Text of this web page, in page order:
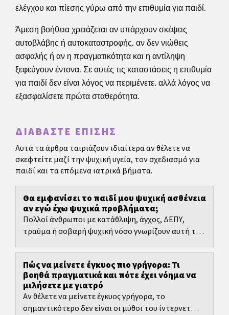
ελέγχου και πίεσης γύρω από την επιθυμία για παιδί.
Άμεση βοήθεια χρειάζεται αν υπάρχουν σκέψεις
αυτοβλάβης ή αυτοκαταστροφής, αν δεν νιώθεις
ασφαλής ή αν η πραγματικότητα και η αντίληψη
ξεφεύγουν έντονα. Σε αυτές τις καταστάσεις η επιθυμία
για παιδί δεν είναι λόγος να περιμένετε, αλλά λόγος να
εξασφαλίσετε πρώτα σταθερότητα.
ΔΙΑΒΆΣΤΕ ΕΠΊΣΗΣ
Αυτά τα άρθρα ταιριάζουν ιδιαίτερα αν θέλετε να
σκεφτείτε μαζί την ψυχική υγεία, τον σχεδιασμό για
παιδί και τα επόμενα ιατρικά βήματα.
Θα εμφανίσει το παιδί μου ψυχική ασθένεια
αν εγώ έχω ψυχικά προβλήματα;
Πολλοί άνθρωποι με κατάθλιψη, άγχος, ΔΕΠΥ,
τραύμα ή σοβαρή ψυχική νόσο γνωρίζουν αυτή τη
ειλικρινής...
Πώς να μείνετε έγκυος πιο γρήγορα: Τι
βοηθά πραγματικά και πότε έχει νόημα να
μιλήσετε με γιατρό
Αν θέλετε να μείνετε έγκυος γρήγορα, το
σημαντικότερο δεν είναι οι μύθοι του ίντερνετ